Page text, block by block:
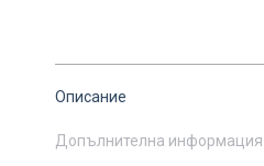
Описание
Допълнителна информация